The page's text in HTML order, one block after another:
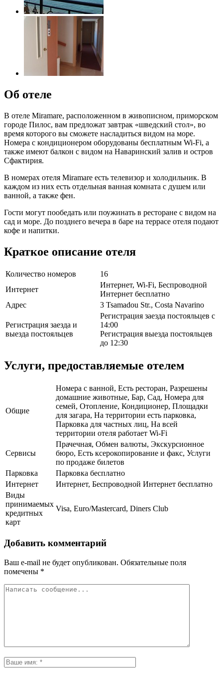
Об отеле
В отеле Miramare, расположенном в живописном, приморском
городе Пилос, вам предложат завтрак «шведский стол», во
время которого вы сможете насладиться видом на море.
Номера с кондиционером оборудованы бесплатным Wi-Fi, а
также имеют балкон с видом на Наваринский залив и остров
Сфактирия.
В номерах отеля Miramare есть телевизор и холодильник. В
каждом из них есть отдельная ванная комната с душем или
ванной, а также фен.
Гости могут пообедать или поужинать в ресторане с видом на
сад и море. До позднего вечера в баре на террасе отеля подают
кофе и напитки.
Краткое описание отеля
Количество номеров
16
Интернет
Интернет, Wi-Fi, Беспроводной
Интернет бесплатно
Адрес
3 Tsamadou Str., Costa Navarino
Регистрация заезда и
выезда постояльцев
Регистрация заезда постояльцев с
14:00
Регистрация выезда постояльцев
до 12:30
Услуги, предоставляемые отелем
Общие
Номера с ванной, Есть ресторан, Разрешены
домашние животные, Бар, Сад, Номера для
семей, Отопление, Кондиционер, Площадки
для загара, На территории есть парковка,
Парковка для частных лиц, На всей
территории отеля работает Wi-Fi
Сервисы
Прачечная, Обмен валюты, Экскурсионное
бюро, Есть ксерокопирование и факс, Услуги
по продаже билетов
Парковка
Парковка бесплатно
Интернет
Интернет, Беспроводной Интернет бесплатно
Виды
принимаемых
кредитных
карт
Visa, Euro/Mastercard, Diners Club
Добавить комментарий
Ваш e-mail не будет опубликован. Обязательные поля
помечены *